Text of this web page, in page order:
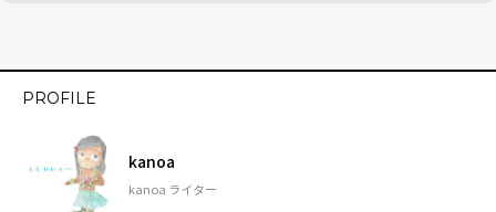
PROFILE
kanoa
kanoa ライター